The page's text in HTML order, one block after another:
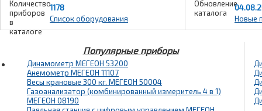
1178
Список оборудования
Новые
Популярные приборы
Динамометр МЕГЕОН 53200
Анемометр МЕГЕОН 11107
Весы крановые 300 кг. МЕГЕОН 50004
Газоанализатор (комбинированный измеритель 4 в 1)
МЕГЕОН 08190